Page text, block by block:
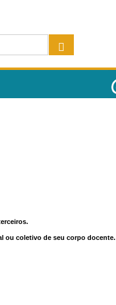
ou coletivo de seu corpo docente.